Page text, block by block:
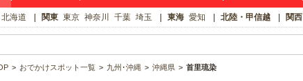
北海道 関東 東京 神奈川 千葉 埼玉 東海 愛知 北陸・甲信越 関西
おでかけスポット一覧 九州･沖縄 沖縄県 首里琉染